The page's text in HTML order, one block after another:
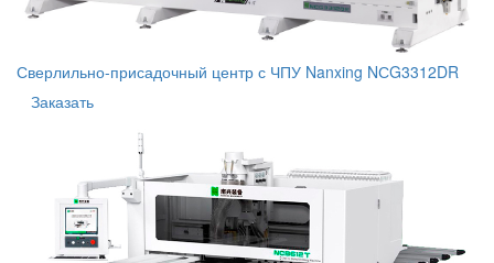
Сверлильно-присадочный центр с ЧПУ Nanxing NСG3312DR
Заказать